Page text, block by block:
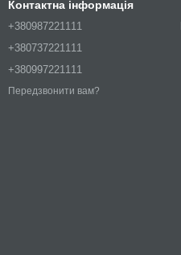
Контактна інформація
+380987221111
+380737221111
+380997221111
Передзвонити вам?